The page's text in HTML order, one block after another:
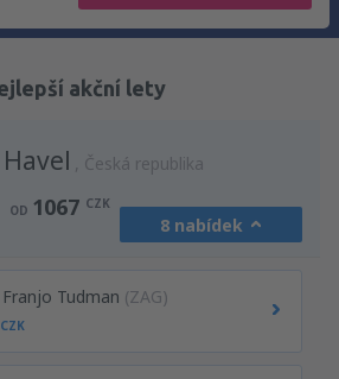
akční lety
Česká republika
OD 1067 CZK
8 nabídek
Tudman (ZAG)
CZK